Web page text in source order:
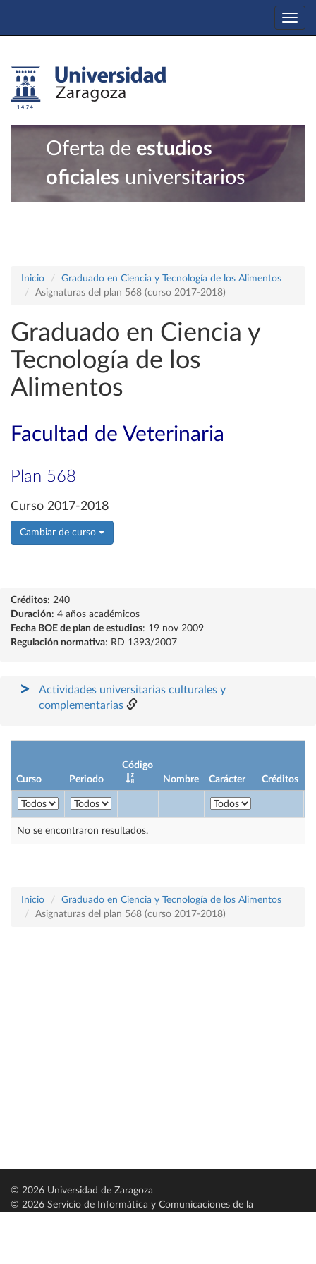
Oferta de estudios
oficiales universitarios
Inicio
Graduado en Ciencia y Tecnología de los Alimentos
Asignaturas del plan 568 (curso 2017-2018)
Graduado en Ciencia y
Tecnología de los
Alimentos
Facultad de Veterinaria
Plan 568
Curso 2017-2018
Cambiar de curso
Créditos: 240
Duración: 4 años académicos
Fecha BOE de plan de estudios: 19 nov 2009
Regulación normativa: RD 1393/2007
Actividades universitarias culturales y
complementarias
Curso Periodo
Código
Nombre
Carácter Créditos
No se encontraron resultados.
Inicio
Graduado en Ciencia y Tecnología de los Alimentos
Asignaturas del plan 568 (curso 2017-2018)
© 2026 Universidad de Zaragoza
© 2026 Servicio de Informática y Comunicaciones de la